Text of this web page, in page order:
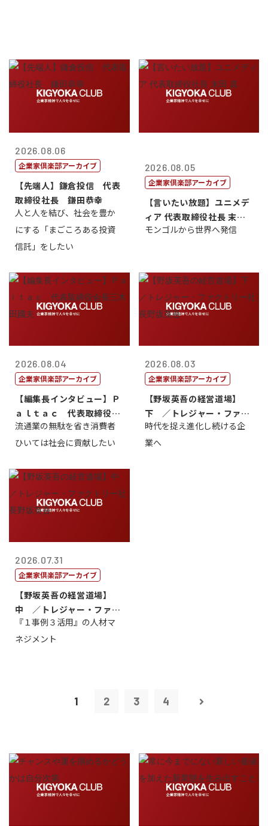
2026.08.06
企業家倶楽部アーカイブ
【先端人】鎌倉投信 代表
取締役社長 鎌田恭幸
人と人を結び、社会を豊か
にする「まごころある投資
信託」をしたい
2026.08.05
企業家倶楽部アーカイブ
【言いたい放題】ユニメデ
ィア 代表取締役社長 末田
真
モンゴルから世界へ発信
2026.08.04
企業家倶楽部アーカイブ
【編集長インタビュー】Ｐ
ａｌｔａｃ 代表取締役会
長三木田國夫
流通業の無駄を省き消費者
ひいては社会に貢献したい
2026.08.03
企業家倶楽部アーカイブ
【野坂英吾の経営道場】
下 ／トレジャー・ファク
トリー社長野坂...
時代を捉え進化し続ける企
業へ
2026.07.31
企業家倶楽部アーカイブ
【野坂英吾の経営道場】
中 ／トレジャー・ファク
トリー社長野坂...
『１事例３活用』の人材マ
ネジメント
1 2 3 4